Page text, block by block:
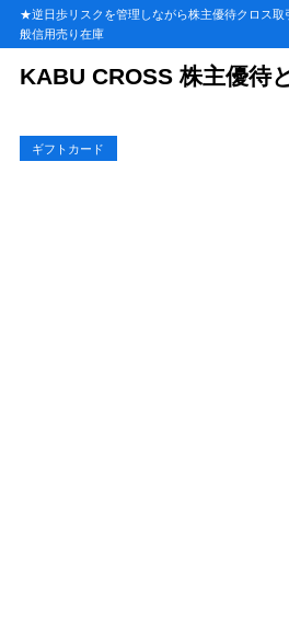
★逆日歩リスクを管理しながら株主優待クロス
般信用売り在庫
KABU CROSS 株主優待
ギフトカード
目次
1.1 ショッピングセンター